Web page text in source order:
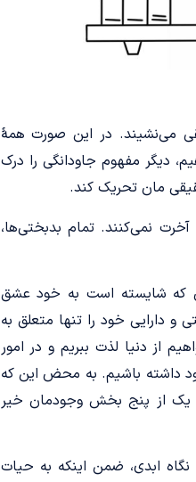
می‌نشیند. در این صورت همهٔ
دیگر مفهوم جاودانگی را درک
مان تحریک کند.
نمی‌کنند. تمام بدبختی‌ها،
که شایسته است به خود عشق
دارایی خود را تنها متعلق به
از دنیا لذت ببریم و در امور
خود داشته باشیم. به محض این که
یک از پنج بخش وجودمان خیر
ابدی، ضمن اینکه به حیات